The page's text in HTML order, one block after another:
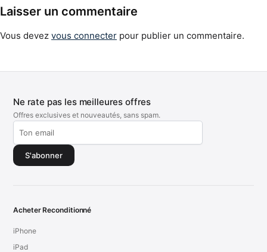
Laisser un commentaire
Vous devez vous connecter pour publier un commentaire.
Ne rate pas les meilleures offres
Offres exclusives et nouveautés, sans spam.
S'abonner
Acheter Reconditionné
iPhone
iPad